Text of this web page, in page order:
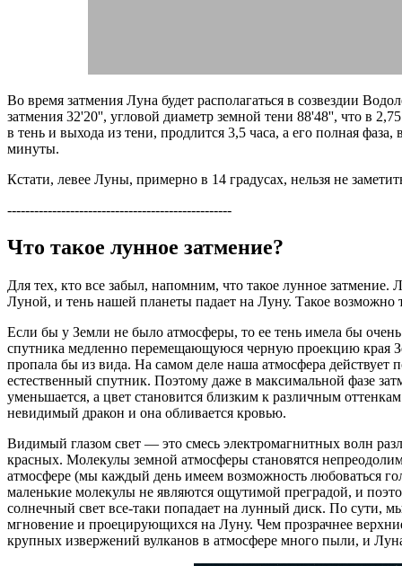
Во время затмения Луна будет располагаться в созвездии
затмения 32'20'', угловой диаметр земной тени 88'48'', что в
в тень и выхода из тени, продлится 3,5 часа, а его полная
минуты.
Кстати, левее Луны, примерно в 14 градусах, нельзя не
--------------------------------------------------
Что такое лунное затмение?
Для тех, кто все забыл, напомним, что такое лунное
Луной, и тень нашей планеты падает на Луну. Такое возможно
Если бы у Земли не было атмосферы, то ее тень имела бы
спутника медленно перемещающуюся черную проекцию края
пропала бы из вида. На самом деле наша атмосфера действует
естественный спутник. Поэтому даже в максимальной фазе
уменьшается, а цвет становится близким к различным
невидимый дракон и она обливается кровью.
Видимый глазом свет — это смесь электромагнитных волн
красных. Молекулы земной атмосферы становятся
атмосфере (мы каждый день имеем возможность любоваться
маленькие молекулы не являются ощутимой преградой, и
солнечный свет все-таки попадает на лунный диск. По сути,
мгновение и проецирующихся на Луну. Чем прозрачнее
крупных извержений вулканов в атмосфере много пыли, и